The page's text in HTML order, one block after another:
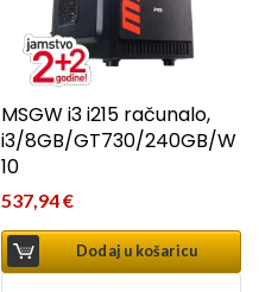
MSGW i3 i215 računalo,
i3/8GB/GT730/240GB/W
10
537,94€
Dodaj u košaricu